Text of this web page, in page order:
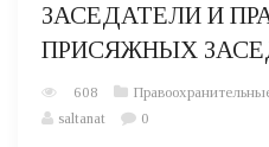
ЗАСЕДАТЕЛИ И
ПРИСЯЖНЫХ
608
saltanat
0